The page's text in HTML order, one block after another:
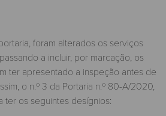
foram alterados os serviços
a incluir, por marcação, os
ter apresentado a inspeção antes de
o n.º 3 da Portaria n.º 80-A/2020,
ter os seguintes desígnios: